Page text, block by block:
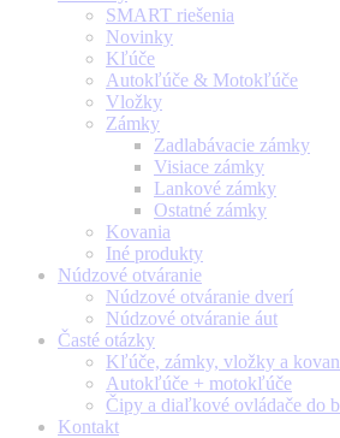
SMART riešenia
Novinky
Kľúče
Autokľúče & Motokľúče
Vložky
Zámky
Zadlabávacie zámky
Visiace zámky
Lankové zámky
Ostatné zámky
Kovania
Iné produkty
Núdzové otváranie
Núdzové otváranie dverí
Núdzové otváranie áut
Časté otázky
Kľúče, zámky, vložky a
Autokľúče + motokľúče
Čipy a diaľkové ovládače do
Kontakt